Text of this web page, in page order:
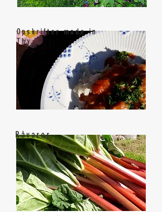
Opskrifter made in
Thy
Råvarer